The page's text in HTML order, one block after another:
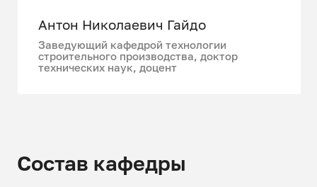
которое даст им возможность
получить качественное
специализированное образование
работают в различных областях
Антон Николаевич Гайдо
Заведующий кафедрой технологии
строительного производства, доктор
технических наук, доцент
Состав кафедры